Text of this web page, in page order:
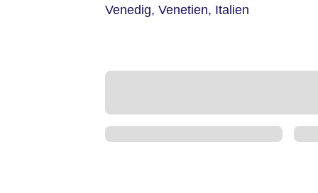
Venedig, Venetien, Italien